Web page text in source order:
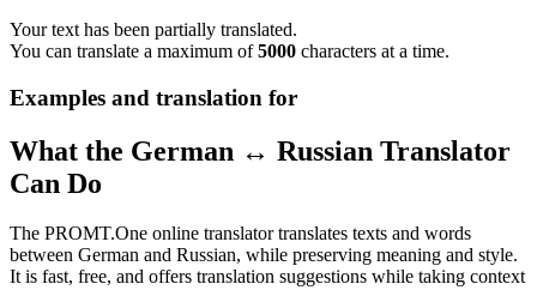
Your text has been partially translated.
You can translate a maximum of5000 characters at a time.
Examples and translation for
What the German ↔ Russian Translator
Can Do
The PROMT.One online translator translates texts and words
between German and Russian, while preserving meaning and style.
It is fast, free, and offers translation suggestions while taking context